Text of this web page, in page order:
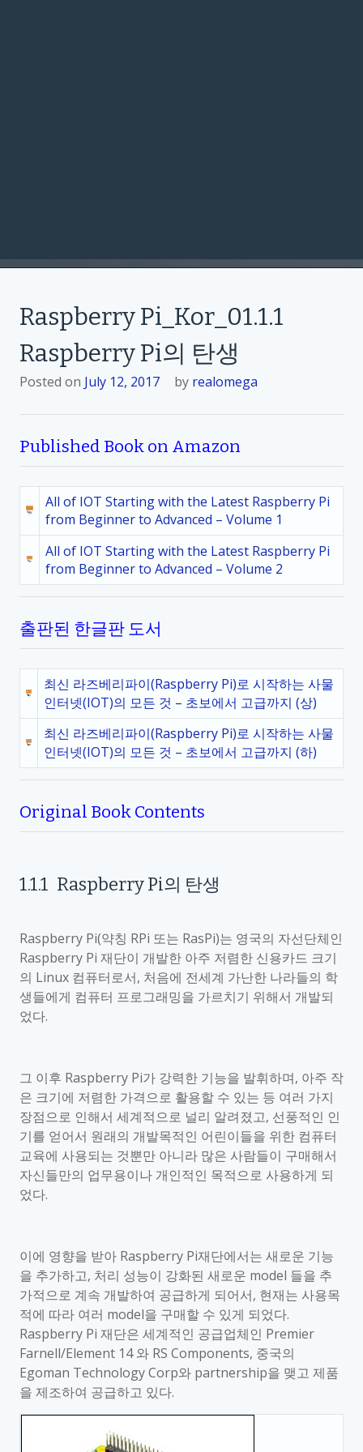
Raspberry Pi_Kor_01.1.1
Raspberry Pi의 탄생
Posted on July 12, 2017 by realomega
Published Book on Amazon
All of IOT Starting with the Latest Raspberry Pi
from Beginner to Advanced – Volume 1
All of IOT Starting with the Latest Raspberry Pi
from Beginner to Advanced – Volume 2
출판된 한글판 도서
최신 라즈베리파이(Raspberry Pi)로 시작하는 사물
인터넷(IOT)의 모든 것 – 초보에서 고급까지 (상)
최신 라즈베리파이(Raspberry Pi)로 시작하는 사물
인터넷(IOT)의 모든 것 – 초보에서 고급까지 (하)
Original Book Contents
1.1.1 Raspberry Pi의 탄생
Raspberry Pi(약칭 RPi 또는 RasPi)는 영국의 자선단체인
Raspberry Pi 재단이 개발한 아주 저렴한 신용카드 크기
의 Linux 컴퓨터로서, 처음에 전세계 가난한 나라들의 학
생들에게 컴퓨터 프로그래밍을 가르치기 위해서 개발되
었다.
그 이후 Raspberry Pi가 강력한 기능을 발휘하며, 아주 작
은 크기에 저렴한 가격으로 활용할 수 있는 등 여러 가지
장점으로 인해서 세계적으로 널리 알려졌고, 선풍적인 인
기를 얻어서 원래의 개발목적인 어린이들을 위한 컴퓨터
교육에 사용되는 것뿐만 아니라 많은 사람들이 구매해서
자신들만의 업무용이나 개인적인 목적으로 사용하게 되
었다.
이에 영향을 받아 Raspberry Pi재단에서는 새로운 기능
을 추가하고, 처리 성능이 강화된 새로운 model 들을 추
가적으로 계속 개발하여 공급하게 되어서, 현재는 사용목
적에 따라 여러 model을 구매할 수 있게 되었다.
Raspberry Pi 재단은 세계적인 공급업체인 Premier
Farnell/Element 14와 RS Components, 중국의
Egoman Technology Corp와 partnership을 맺고 제품
을 제조하여 공급하고 있다.